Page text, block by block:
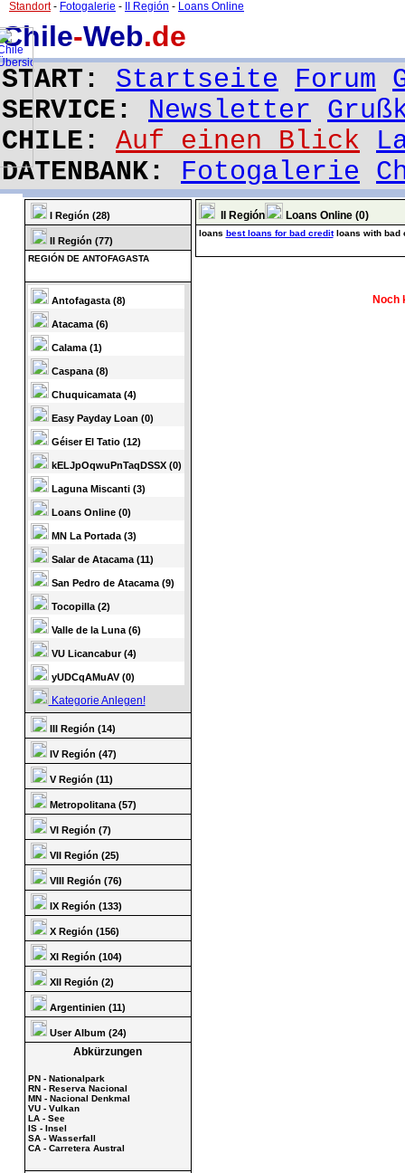
Chile-Web.de
START: Startseite Forum
SERVICE: Newsletter
CHILE: Auf einen Blick
DATENBANK: Fotogalerie
Standort- Fotogalerie - II Región - Loans Online
I Región (28)
II Región (77)
REGIÓN DE ANTOFAGASTA
Antofagasta (8)
Atacama (6)
Calama (1)
Caspana (8)
Chuquicamata (4)
Easy Payday Loan (0)
Géiser El Tatio (12)
kELJpOqwuPnTaqDSSX (0)
Laguna Miscanti (3)
Loans Online (0)
MN La Portada (3)
Salar de Atacama (11)
San Pedro de Atacama (9)
Tocopilla (2)
Valle de la Luna (6)
VU Licancabur (4)
yUDCqAMuAV (0)
Kategorie Anlegen!
III Región (14)
IV Región (47)
V Región (11)
Metropolitana (57)
VI Región (7)
VII Región (25)
VIII Región (76)
IX Región (133)
X Región (156)
XI Región (104)
XII Región (2)
Argentinien (11)
User Album (24)
Abkürzungen
PN - Nationalpark
RN - Reserva Nacional
MN - Nacional Denkmal
VU - Vulkan
LA - See
IS - Insel
SA - Wasserfall
CA - Carretera Austral
II Región Loans Online (0)
loans best loans for bad creditloans with bad
Noch